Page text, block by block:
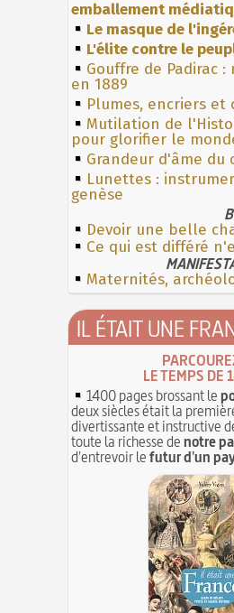
emballement
Le masque de
L'élite contre le
Gouffre de Padirac
en 1889
Plumes, encriers et
Mutilation de
pour glorifier le
Grandeur d'âme du
Lunettes :
genèse
Devoir une belle
Ce qui est différé
Maternités,
IL ÉTAIT UNE
LE TEMPS DE
1400 pages brossant le
deux siècles était la
divertissante et instructive
toute la richesse denotre
d'entrevoir lefutur d'un